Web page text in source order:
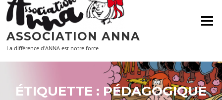
Aller
au
contenu
ASSOCIATION ANNA
La différence d'ANNA est notre force
Menu
ÉTIQUETTE : PÉDAGOGIQUE